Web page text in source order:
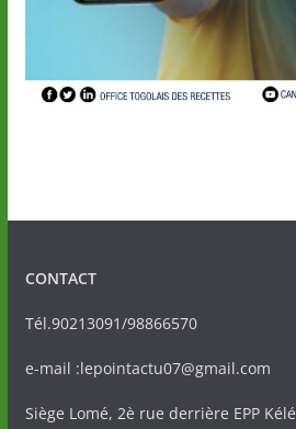
CONTACT
Tél.90213091/98866570
e-mail :lepointactu07@gmail.com
Siège Lomé, 2è rue derrière EPP